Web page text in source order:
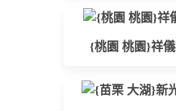
{桃園 桃園}祥